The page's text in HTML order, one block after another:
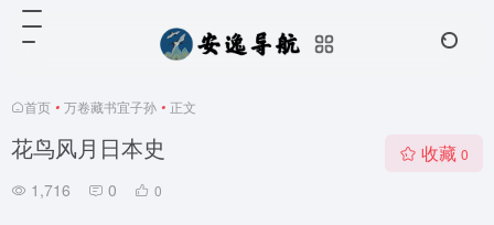
首页 • 万卷藏书宜子孙 • 正文
花鸟风月日本史
1,716 0 0
收藏 0